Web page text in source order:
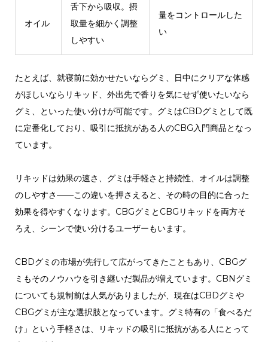
オイル
舌下から吸収。摂
取量を細かく調整
しやすい
量をコントロールした
い
たとえば、就寝前に効かせたいならグミ、日中にクリアな体感
がほしいならリキッド、外出先で香りを気にせず使いたいなら
グミ、といった使い分けが可能です。グミはCBDグミとして既
に定番化しており、吸引に抵抗がある人のCBG入門商品となっ
ています。
リキッドは効果の速さ、グミは手軽さと持続性、オイルは調整
のしやすさ——この違いを押さえると、その時の目的に合った
効果を得やすくなります。CBGグミとCBGリキッドを両方そ
ろえ、シーンで使い分けるユーザーもいます。
CBDグミの市場が先行して広がってきたこともあり、CBGグ
ミもそのノウハウを引き継いだ製品が増えています。CBNグミ
についても規制前は人気がありましたが、現在はCBDグミや
CBGグミが主な選択肢となっています。グミ特有の「食べるだ
け」という手軽さは、リキッドの吸引に抵抗がある人にとって